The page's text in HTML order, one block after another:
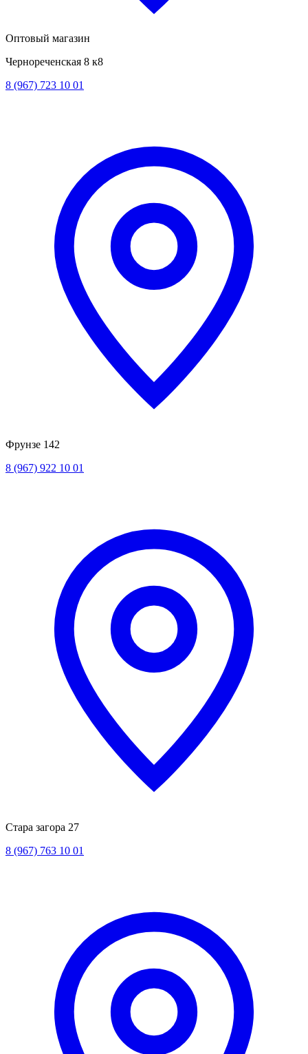
Оптовый магазин
Чернореченская 8 к8
8 (967) 723 10 01
Фрунзе 142
8 (967) 922 10 01
Стара загора 27
8 (967) 763 10 01